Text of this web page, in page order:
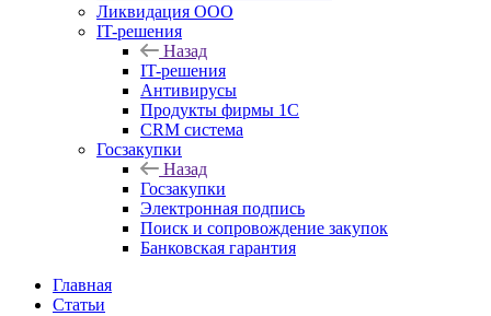
Ликвидация ООО
IT-решения
Назад
IT-решения
Антивирусы
Продукты фирмы 1C
CRM система
Госзакупки
Назад
Госзакупки
Электронная подпись
Поиск и сопровождение закупок
Банковская гарантия
Главная
Статьи